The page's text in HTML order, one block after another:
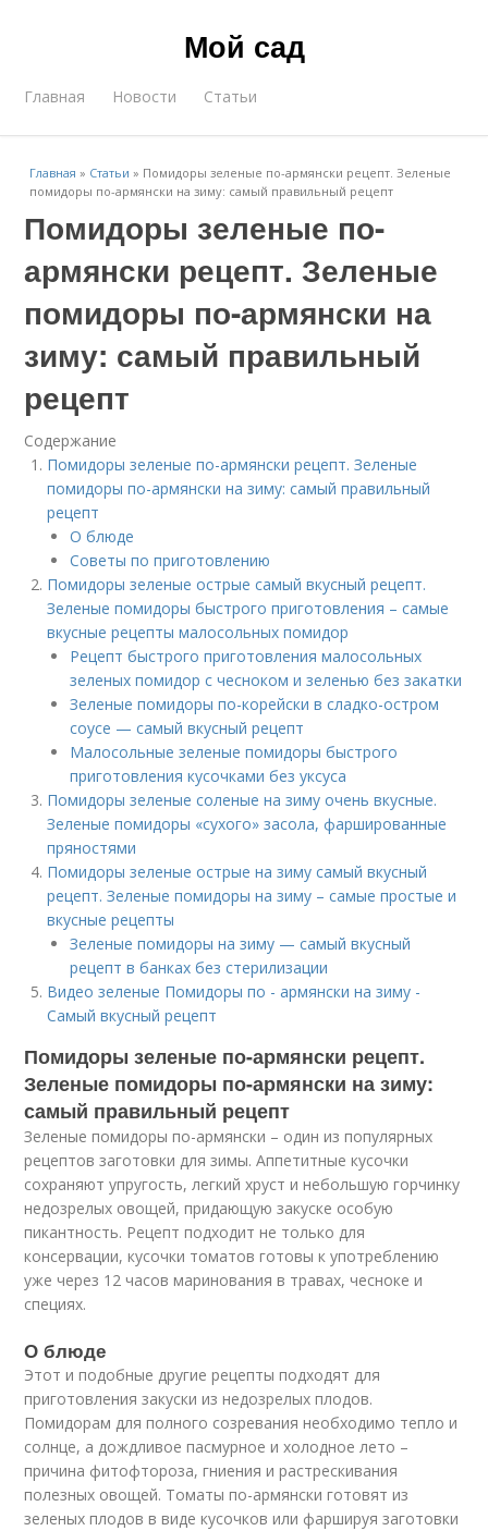
Мой сад
Главная Новости Статьи
Главная » Статьи » Помидоры зеленые по-армянски рецепт. Зеленые
помидоры по-армянски на зиму: самый правильный рецепт
Помидоры зеленые по-
армянски рецепт. Зеленые
помидоры по-армянски на
зиму: самый правильный
рецепт
Содержание
Помидоры зеленые по-армянски рецепт. Зеленые
помидоры по-армянски на зиму: самый правильный
рецепт
О блюде
Советы по приготовлению
Помидоры зеленые острые самый вкусный рецепт.
Зеленые помидоры быстрого приготовления – самые
вкусные рецепты малосольных помидор
Рецепт быстрого приготовления малосольных
зеленых помидор с чесноком и зеленью без закатки
Зеленые помидоры по-корейски в сладко-остром
соусе — самый вкусный рецепт
Малосольные зеленые помидоры быстрого
приготовления кусочками без уксуса
Помидоры зеленые соленые на зиму очень вкусные.
Зеленые помидоры «сухого» засола, фаршированные
пряностями
Помидоры зеленые острые на зиму самый вкусный
рецепт. Зеленые помидоры на зиму – самые простые и
вкусные рецепты
Зеленые помидоры на зиму — самый вкусный
рецепт в банках без стерилизации
Видео зеленые Помидоры по - армянски на зиму -
Самый вкусный рецепт
Помидоры зеленые по-армянски рецепт.
Зеленые помидоры по-армянски на зиму:
самый правильный рецепт
Зеленые помидоры по-армянски – один из популярных
рецептов заготовки для зимы. Аппетитные кусочки
сохраняют упругость, легкий хруст и небольшую горчинку
недозрелых овощей, придающую закуске особую
пикантность. Рецепт подходит не только для
консервации, кусочки томатов готовы к употреблению
уже через 12 часов маринования в травах, чесноке и
специях.
О блюде
Этот и подобные другие рецепты подходят для
приготовления закуски из недозрелых плодов.
Помидорам для полного созревания необходимо тепло и
солнце, а дождливое пасмурное и холодное лето –
причина фитофтороза, гниения и растрескивания
полезных овощей. Томаты по-армянски готовят из
зеленых плодов в виде кусочков или фаршируя заготовки